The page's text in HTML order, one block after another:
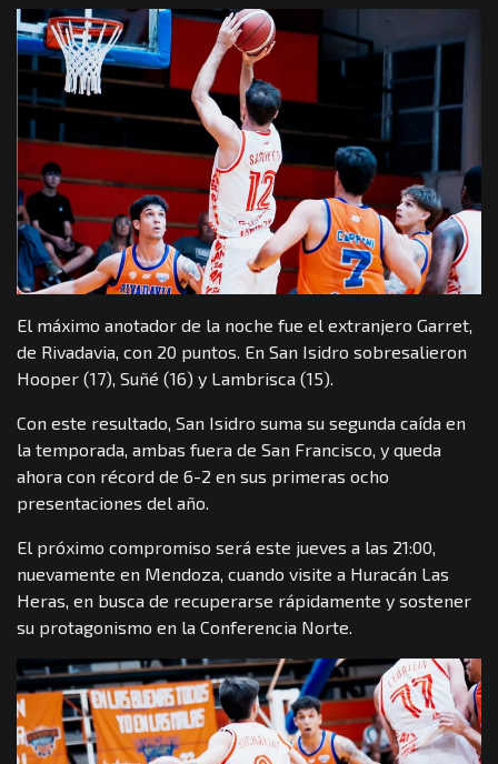
El máximo anotador de la noche fue el extranjero Garret,
de Rivadavia, con 20 puntos. En San Isidro sobresalieron
Hooper (17), Suñé (16) y Lambrisca (15).
Con este resultado, San Isidro suma su segunda caída en
la temporada, ambas fuera de San Francisco, y queda
ahora con récord de 6-2 en sus primeras ocho
presentaciones del año.
El próximo compromiso será este jueves a las 21:00,
nuevamente en Mendoza, cuando visite a Huracán Las
Heras, en busca de recuperarse rápidamente y sostener
su protagonismo en la Conferencia Norte.